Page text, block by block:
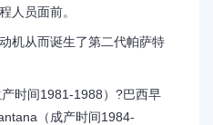
人员面前。
机从而诞生了第二代帕萨特
时间1981-1988）?巴西早
（成产时间1984-